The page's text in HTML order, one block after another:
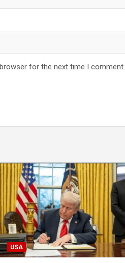
for the next time I comment.
USA